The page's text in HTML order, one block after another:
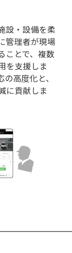
設・設備を柔
管理者が現場
ことで、複数
を支援しま
高度化と、
に貢献しま